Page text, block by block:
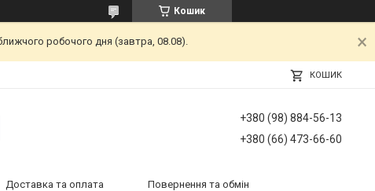
Кошик
робочого дня (завтра, 08.08).
КОШИК
+380 (98) 884-56-13
+380 (66) 473-66-60
Доставка та оплата Повернення та обмін